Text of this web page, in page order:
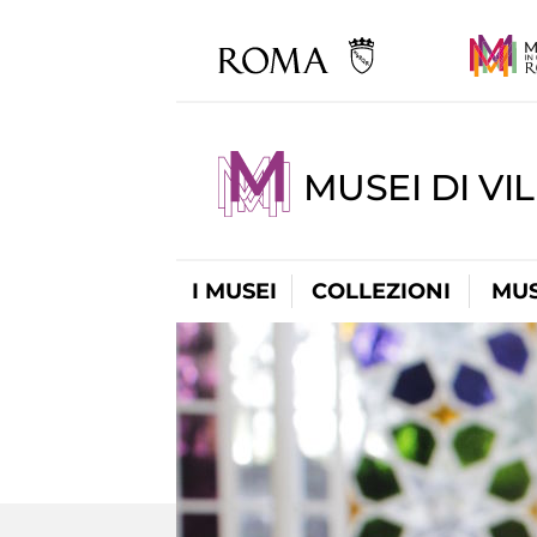
MUSEI DI
I MUSEI COLLEZIONI